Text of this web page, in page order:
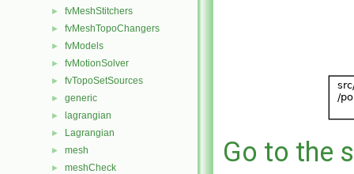
► fvMeshStitchers
► fvMeshTopoChangers
► fvModels
► fvMotionSolver
► fvTopoSetSources
► generic
► lagrangian
► Lagrangian
► mesh
► meshCheck Go to the